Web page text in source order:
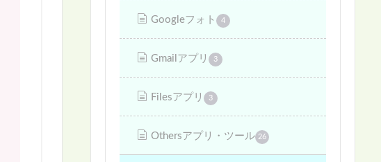
Googleフォト 4
Gmailアプリ 3
Filesアプリ 3
Othersアプリ・ツール 26